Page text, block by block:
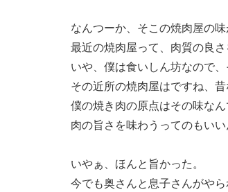
なんつーか、そこの焼肉屋の
最近の焼肉屋って、肉質の良
いや、僕は食いしん坊なので
その近所の焼肉屋はですね、
僕の焼き肉の原点はその味なん
肉の旨さを味わうってのもい
いやぁ、ほんと旨かった。
今でも奥さんと息子さんがや